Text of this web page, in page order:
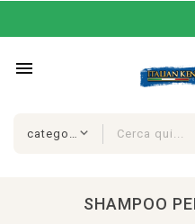
menu
SHAMPOO